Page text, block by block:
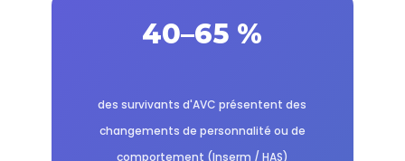
40–65 %
des survivants d'AVC présentent des
changements de personnalité ou de
comportement (Inserm / HAS)